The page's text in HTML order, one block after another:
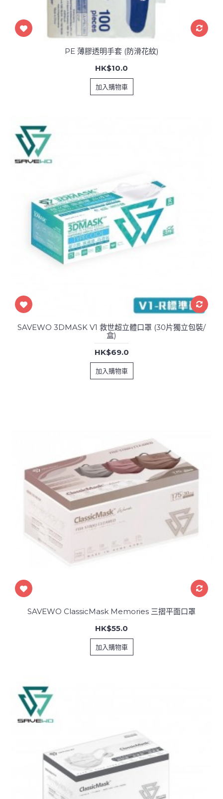
PE 薄膠透明手套 (防滑花紋)
HK$10.0
加入購物車
SAVEWO 3DMASK V1 救世超立體口罩 (30片獨立包裝/
盒)
HK$69.0
加入購物車
SAVEWO ClassicMask Memories 三摺平面口罩
HK$55.0
加入購物車